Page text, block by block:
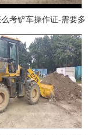
考铲车操作证-需要多
少钱?